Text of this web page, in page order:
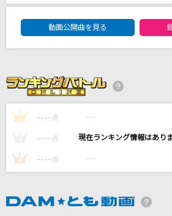
クリフハンガー
彩音
[良音]月光花
Janne Da Arc
BEAMS
DAM★ともボーカルエントリ
動画公開曲を見る
1 ---- 点 ----
---- 点 ----
3 ---- 点 ----